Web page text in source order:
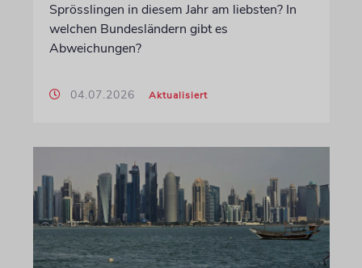
Sprösslingen in diesem Jahr am liebsten? In
welchen Bundesländern gibt es
Abweichungen?
04.07.2026 Aktualisiert